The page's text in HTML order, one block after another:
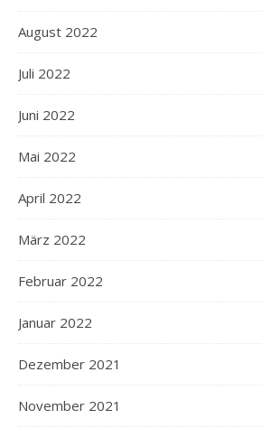
August 2022
Juli 2022
Juni 2022
Mai 2022
April 2022
März 2022
Februar 2022
Januar 2022
Dezember 2021
November 2021